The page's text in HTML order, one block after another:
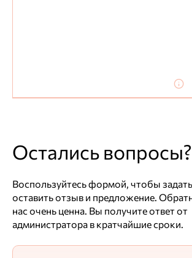
Спасибо, что поделились
Общая оценка
Остались вопросы?
Воспользуйтесь формой, чтобы
оставить отзыв и предложение.
нас очень ценна. Вы получите ответ от
администратора в кратчайшие сроки.